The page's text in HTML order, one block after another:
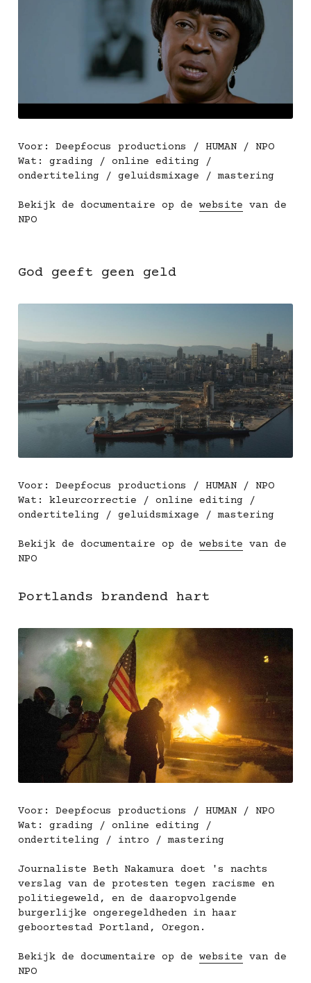
Voor: Deepfocus productions / HUMAN / NPO
Wat: grading / online editing /
ondertiteling / geluidsmixage / mastering
Bekijk de documentaire op de website van de
NPO
God geeft geen geld
Voor: Deepfocus productions / HUMAN / NPO
Wat: kleurcorrectie / online editing /
ondertiteling / geluidsmixage / mastering
Bekijk de documentaire op de website van de
NPO
Portlands brandend hart
Voor: Deepfocus productions / HUMAN / NPO
Wat: grading / online editing /
ondertiteling / intro / mastering
Journaliste Beth Nakamura doet 's nachts
verslag van de protesten tegen racisme en
politiegeweld, en de daaropvolgende
burgerlijke ongeregeldheden in haar
geboortestad Portland, Oregon.
Bekijk de documentaire op de website van de
NPO